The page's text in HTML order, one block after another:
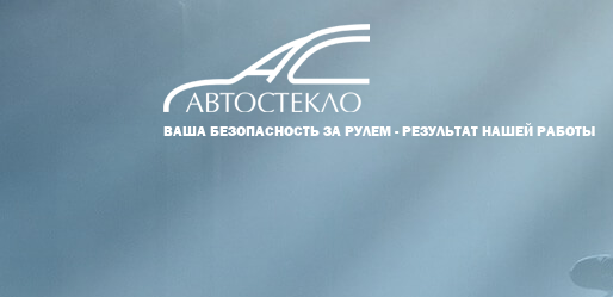
ВАША БЕЗОПАСНОСТЬ ЗА РУЛЕМ - РЕЗУЛЬТАТ НАШЕЙ РАБОТЫ